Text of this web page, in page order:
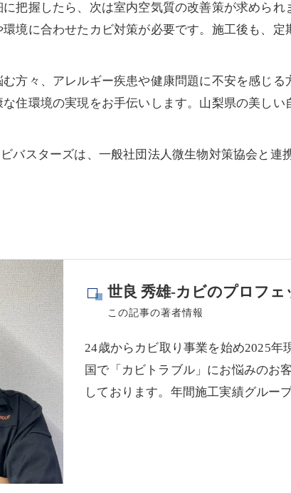
把握したら、次は室内空気質の改善策が求めら
境に合わせたカビ対策が必要です。施工後も、
方々、アレルギー疾患や健康問題に不安を感じ
住環境の実現をお手伝いします。山梨県の美し
バスターズは、一般社団法人微生物対策協会と連
世良 秀雄-カビのプロフェ
この記事の著者情報
24歳からカビ取り事業を始め2025年
国で「カビトラブル」にお悩みのお
しております。年間施工実績グルー